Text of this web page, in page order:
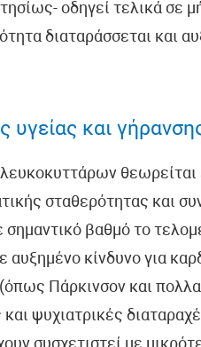
οδηγεί τελικά σε
διαταράσσεται και
υγείας και
θεωρείται
σταθερότητας και
σημαντικό βαθμό το
αυξημένο κίνδυνο για
Πάρκινσον και
ψυχιατρικές